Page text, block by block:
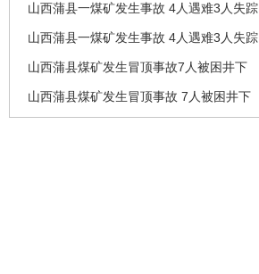
山西蒲县一煤矿发生事故 4人遇难3人失踪
山西蒲县一煤矿发生事故 4人遇难3人失踪
山西蒲县煤矿发生冒顶事故7人被困井下
山西蒲县煤矿发生冒顶事故 7人被困井下